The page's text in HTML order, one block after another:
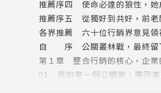
闖蕩公關界將近30年，瓦城、
百靈牌電鬍刀、BCBG、米其林
連續5年獲得傑出公關公司經營
她覺得很有必要向所有好奇、
這個總是被模糊焦點的公關人究
推薦序四 使命必達的狼性，她
推薦序五 從獨好到共好，前老
各界推薦 六十位行銷界意見領
自 序 公關叢林戰，最終留
第１章 整合行銷的核心，企業
01 我的第一個公關案：帶同